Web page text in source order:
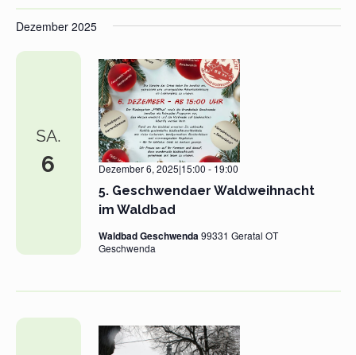
Dezember 2025
SA.
6
5. Geschwendaer Waldweihnacht
im Waldbad
Dezember 6, 2025|15:00 - 19:00
Waldbad Geschwenda99331 Geratal OT
Geschwenda